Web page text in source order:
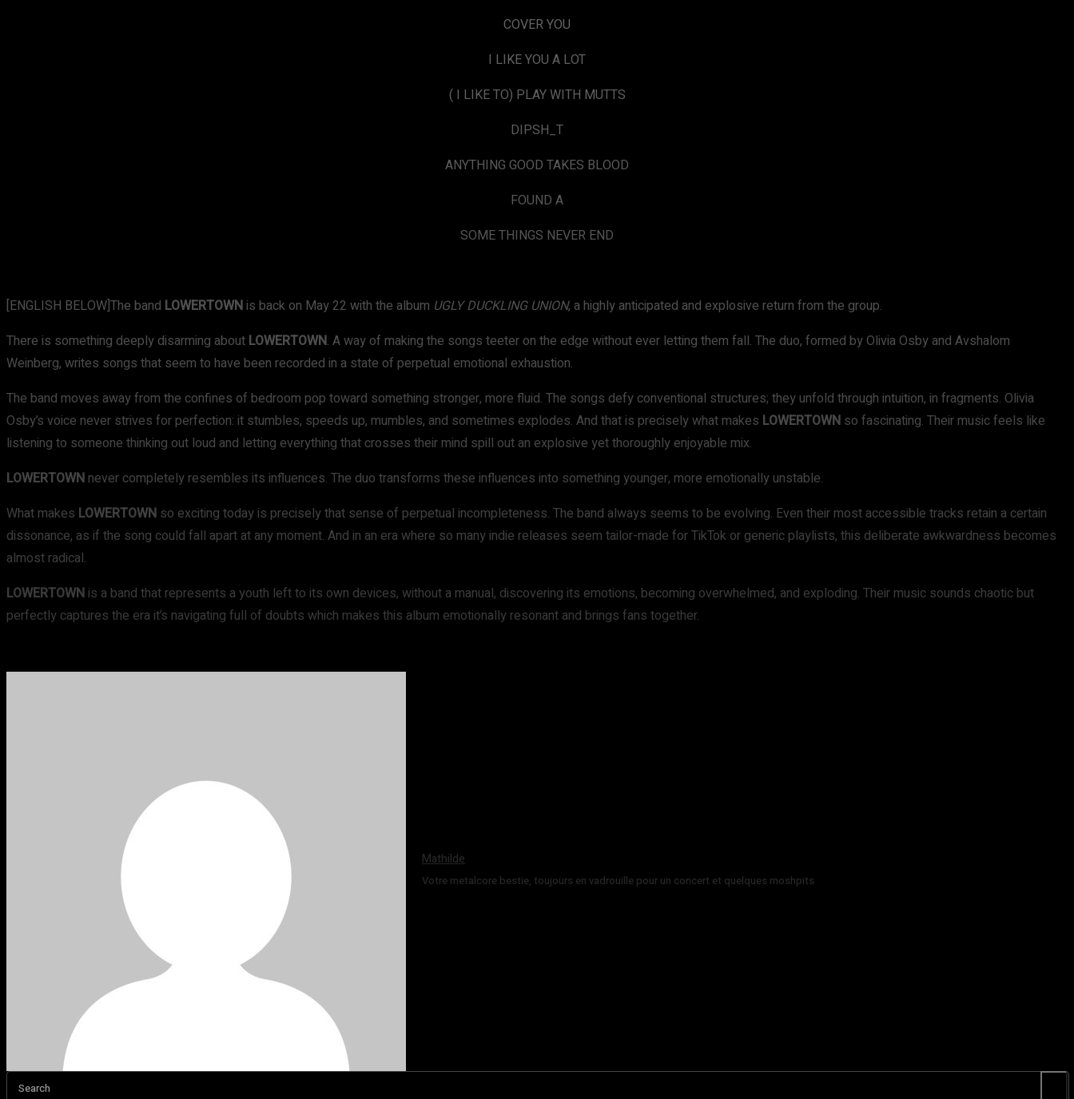
COVER YOU
I LIKE YOU A LOT
( I LIKE TO) PLAY WITH MUTTS
DIPSH_T
ANYTHING GOOD TAKES BLOOD
FOUND A
SOME THINGS NEVER END
[ENGLISH BELOW]The band LOWERTOWNis back on May 22 with the album UGLY DUCKLING UNION, a highly anticipated and explosive return from the group.
There is something deeply disarming about LOWERTOWN. A way of making the songs teeter on the edge without ever letting them fall. The duo, formed by Olivia Osby and Avshalom
Weinberg, writes songs that seem to have been recorded in a state of perpetual emotional exhaustion.
The band moves away from the confines of bedroom pop toward something stronger, more fluid. The songs defy conventional structures; they unfold through intuition, in fragments. Olivia
Osby’s voice never strives for perfection: it stumbles, speeds up, mumbles, and sometimes explodes. And that is precisely what makes LOWERTOWN so fascinating. Their music feels like
listening to someone thinking out loud and letting everything that crosses their mind spill out an explosive yet thoroughly enjoyable mix.
LOWERTOWN never completely resembles its influences. The duo transforms these influences into something younger, more emotionally unstable.
What makes LOWERTOWN so exciting today is precisely that sense of perpetual incompleteness. The band always seems to be evolving. Even their most accessible tracks retain a certain
dissonance, as if the song could fall apart at any moment. And in an era where so many indie releases seem tailor-made for TikTok or generic playlists, this deliberate awkwardness becomes
almost radical.
LOWERTOWN is a band that represents a youth left to its own devices, without a manual, discovering its emotions, becoming overwhelmed, and exploding. Their music sounds chaotic but
perfectly captures the era it’s navigating full of doubts which makes this album emotionally resonant and brings fans together.
Mathilde
Votre metalcore bestie, toujours en vadrouille pour un concert et quelques moshpits
Search